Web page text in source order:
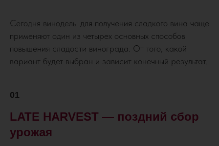
Сегодня виноделы для получения сладкого вина чаще
применяют один из четырех основных способов
повышения сладости винограда. От того, какой
вариант будет выбран и зависит конечный результат.
01
LATE HARVEST — поздний сбор
урожая